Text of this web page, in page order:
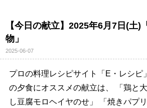
【今日の献立】2025年6月7日(土)
物」
2025-06-07
プロの料理レシピサイト「E・レシピ
の夕食にオススメの献立は、 「鶏と
し豆腐モロヘイヤのせ」 「焼きパプ